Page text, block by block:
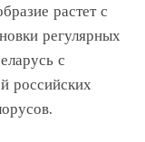
растет с
регулярных
с
российских